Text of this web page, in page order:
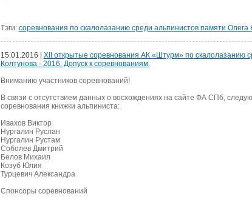
Тэги: соревнования по скалолазанию среди альпинистов памяти Олега
15.01.2016 | XII открытые соревнования АК «Штурм» по скалолазанию
Колтунова - 2016. Допуск к соревнованиям.
Вниманию участников соревнований!
В связи с отсутствием данных о восхождениях на сайте ФА СПб,
соревнования книжки альпиниста:
Ивахов Виктор
Нургалин Руслан
Нургалин Рустам
Соболев Дмитрий
Белов Михаил
Козуб Юлия
Турцевич Александра
Спонсоры соревнований